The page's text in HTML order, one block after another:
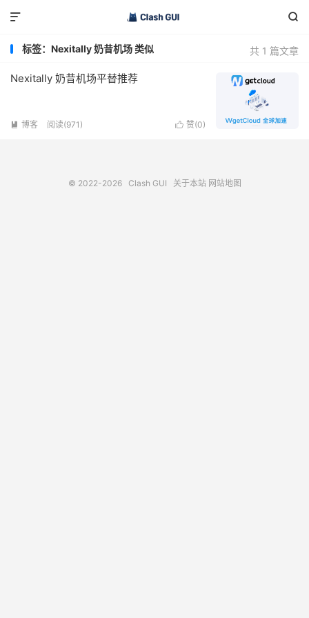


共 1 篇文章
标签：Nexitally 奶昔机场 类似
Nexitally 奶昔机场平替推荐
 赞(0)
 博客 阅读(971)
© 2022-2026 Clash GUI 关于本站 网站地图